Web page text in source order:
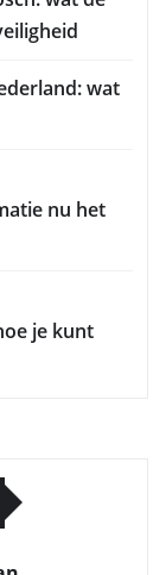
wat
nu het
je kunt